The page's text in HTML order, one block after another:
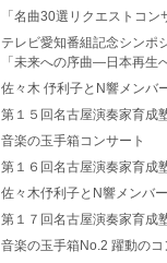
「名曲30選リクエストコン
テレビ愛知番組記念シンポ
「未来への序曲―日本再生
佐々木 伃利子とN響メンバ
第１５回名古屋演奏家育成
音楽の玉手箱コンサート
第１６回名古屋演奏家育成
佐々木伃利子とN響メンバ
第１７回名古屋演奏家育成
音楽の玉手箱No.2 躍動のコ